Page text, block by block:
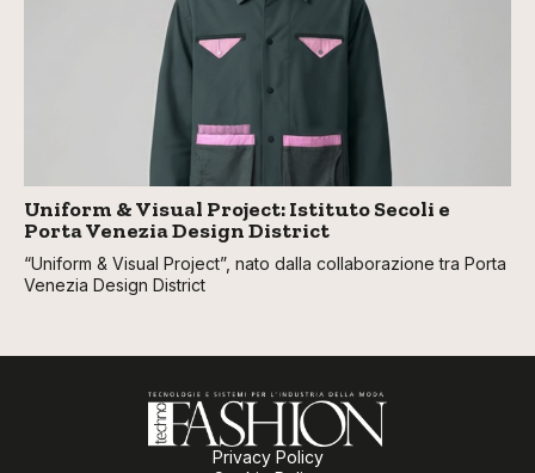
Uniform & Visual Project: Istituto Secoli e
Porta Venezia Design District
“Uniform & Visual Project”, nato dalla collaborazione tra Porta
Venezia Design District
Privacy Policy